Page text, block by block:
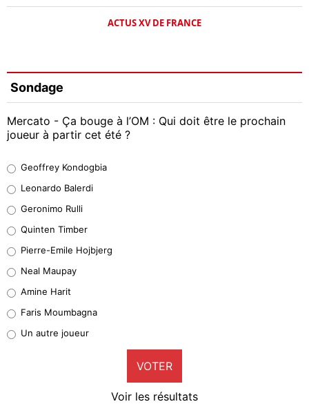
ACTUS XV DE FRANCE
Sondage
Mercato - Ça bouge à l’OM : Qui doit être le prochain
joueur à partir cet été ?
38%
32%
5%
1%
9%
Geoffrey Kondogbia
Leonardo Balerdi
Geronimo Rulli
Quinten Timber
Pierre-Emile Hojbjerg
Neal Maupay
Amine Harit
Faris Moumbagna
Un autre joueur
VOTER
Voir les résultats